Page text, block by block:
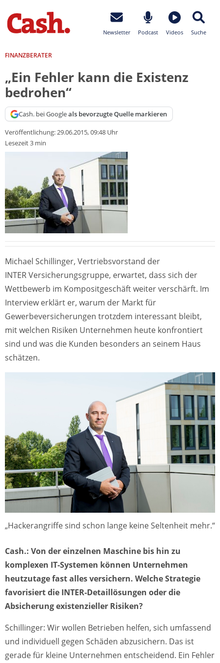
Newsletter Podcast Videos Suche
FINANZBERATER
„Ein Fehler kann die Existenz
bedrohen“
Cash. bei Googleals bevorzugte Quelle markieren
Veröffentlichung:29.06.2015, 09:48 Uhr
Lesezeit 3 min
Michael Schillinger, Vertriebsvorstand der
INTER Versicherungsgruppe, erwartet, dass sich der
Wettbewerb im Kompositgeschäft weiter verschärft. Im
Interview erklärt er, warum der Markt für
Gewerbeversicherungen trotzdem interessant bleibt,
mit welchen Risiken Unternehmen heute konfrontiert
sind und was die Kunden besonders an seinem Haus
schätzen.
„Hackerangriffe sind schon lange keine Seltenheit mehr.“
Cash.: Von der einzelnen Maschine bis hin zu
komplexen IT-Systemen können Unternehmen
heutzutage fast alles versichern. Welche Strategie
favorisiert die INTER-Detaillösungen oder die
Absicherung existenzieller Risiken?
Schillinger: Wir wollen Betrieben helfen, sich umfassend
und individuell gegen Schäden abzusichern. Das ist
gerade für kleine Unternehmen entscheidend. Ein Fehler